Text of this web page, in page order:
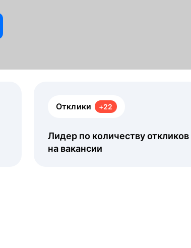
Отклики +22
Лидер по количеству откликов
на вакансии